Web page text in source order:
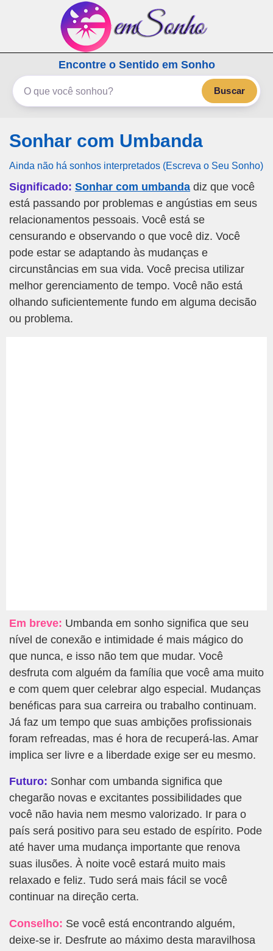
emSonho.com
Os sonhos significam mais
Encontre o Sentido em Sonho
Buscar
Sonhar com Umbanda
Ainda não há sonhos interpretados (Escreva o Seu Sonho)
Significado: Sonhar com umbanda diz que você
está passando por problemas e angústias em seus
relacionamentos pessoais. Você está se
censurando e observando o que você diz. Você
pode estar se adaptando às mudanças e
circunstâncias em sua vida. Você precisa utilizar
melhor gerenciamento de tempo. Você não está
olhando suficientemente fundo em alguma decisão
ou problema.
Em breve: Umbanda em sonho significa que seu
nível de conexão e intimidade é mais mágico do
que nunca, e isso não tem que mudar. Você
desfruta com alguém da família que você ama muito
e com quem quer celebrar algo especial. Mudanças
benéficas para sua carreira ou trabalho continuam.
Já faz um tempo que suas ambições profissionais
foram refreadas, mas é hora de recuperá-las. Amar
implica ser livre e a liberdade exige ser eu mesmo.
Futuro: Sonhar com umbanda significa que
chegarão novas e excitantes possibilidades que
você não havia nem mesmo valorizado. Ir para o
país será positivo para seu estado de espírito. Pode
até haver uma mudança importante que renova
suas ilusões. À noite você estará muito mais
relaxado e feliz. Tudo será mais fácil se você
continuar na direção certa.
Conselho: Se você está encontrando alguém,
deixe-se ir. Desfrute ao máximo desta maravilhosa